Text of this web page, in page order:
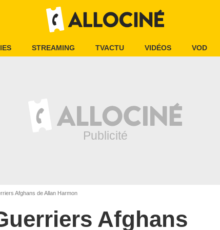
STREAMING TVACTU VIDÉOS VOD
Afghans de Allan Harmon
Afghans